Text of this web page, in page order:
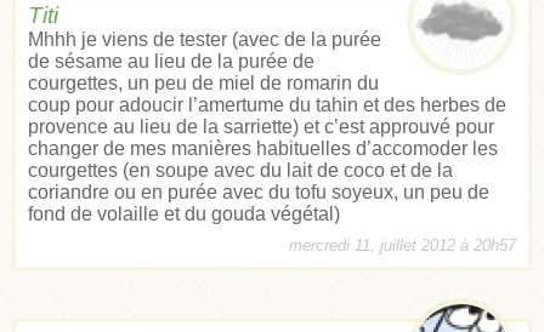
Titi
Mhhh je viens de tester (avec de la purée
de sésame au lieu de la purée de
courgettes, un peu de miel de romarin du
coup pour adoucir l’amertume du tahin et des herbes de
provence au lieu de la sarriette) et c’est approuvé pour
changer de mes manières habituelles d’accomoder les
courgettes (en soupe avec du lait de coco et de la
coriandre ou en purée avec du tofu soyeux, un peu de
fond de volaille et du gouda végétal)
mercredi 11, juillet 2012 à 20h57